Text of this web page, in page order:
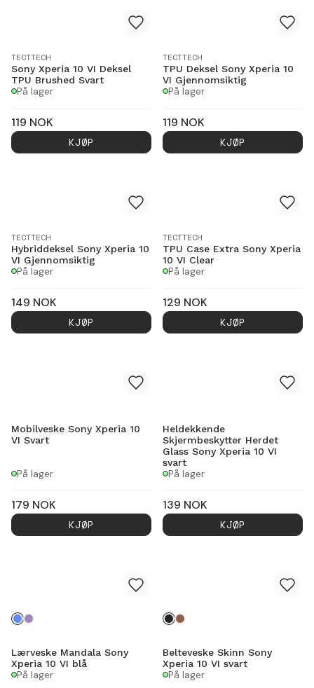
TECTTECH
Sony Xperia 10 VI Deksel
TPU Brushed Svart
På lager
119 NOK
KJØP
TECTTECH
TPU Deksel Sony Xperia 10
VI Gjennomsiktig
På lager
119 NOK
KJØP
TECTTECH
Hybriddeksel Sony Xperia 10
VI Gjennomsiktig
På lager
149 NOK
KJØP
TECTTECH
TPU Case Extra Sony Xperia
10 VI Clear
På lager
129 NOK
KJØP
Mobilveske Sony Xperia 10
VI Svart
På lager
179 NOK
KJØP
Heldekkende
Skjermbeskytter Herdet
Glass Sony Xperia 10 VI
svart
På lager
139 NOK
KJØP
Lærveske Mandala Sony
Xperia 10 VI blå
På lager
Belteveske Skinn Sony
Xperia 10 VI svart
På lager